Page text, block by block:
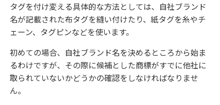
タグを付け変える具体的な方法としては、自社ブランド
名が記載された布タグを縫い付けたり、紙タグを糸やチ
ェーン、タグピンなどを使います。
初めての場合、自社ブランド名を決めるところから始ま
るわけですが、その際に候補とした商標がすでに他社に
取られていないかどうかの確認をしなければなりませ
ん。